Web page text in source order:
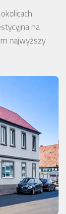
na
najwyższy